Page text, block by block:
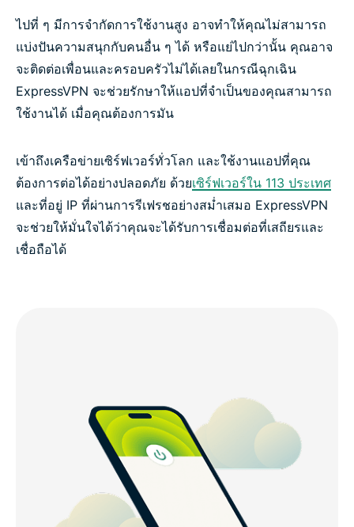
ไปที่ ๆ มีการจำกัดการใช้งานสูง อาจทำให้คุณไม่สามารถ
แบ่งปันความสนุกกับคนอื่น ๆ ได้ หรือแย่ไปกว่านั้น คุณอาจ
จะติดต่อเพื่อนและครอบครัวไม่ได้เลยในกรณีฉุกเฉิน
ExpressVPN จะช่วยรักษาให้แอปที่จำเป็นของคุณสามารถ
ใช้งานได้ เมื่อคุณต้องการมัน
เข้าถึงเครือข่ายเซิร์ฟเวอร์ทั่วโลก และใช้งานแอปที่คุณ
ต้องการต่อได้อย่างปลอดภัย ด้วยเซิร์ฟเวอร์ใน 113 ประเทศ
และที่อยู่ IP ที่ผ่านการรีเฟรชอย่างสม่ำเสมอ ExpressVPN
จะช่วยให้มั่นใจได้ว่าคุณจะได้รับการเชื่อมต่อที่เสถียรและ
เชื่อถือได้